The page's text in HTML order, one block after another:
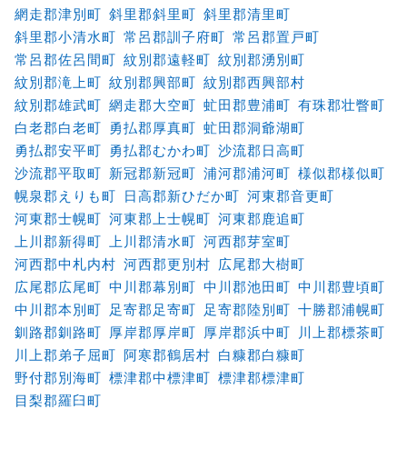
網走郡津別町 斜里郡斜里町 斜里郡清里町
斜里郡小清水町 常呂郡訓子府町 常呂郡置戸町
常呂郡佐呂間町 紋別郡遠軽町 紋別郡湧別町
紋別郡滝上町 紋別郡興部町 紋別郡西興部村
紋別郡雄武町 網走郡大空町 虻田郡豊浦町 有珠郡壮瞥町
白老郡白老町
勇払郡厚真町 虻田郡洞爺湖町
勇払郡安平町
勇払郡むかわ町 沙流郡日高町
沙流郡平取町 新冠郡新冠町 浦河郡浦河町 様似郡様似町
幌泉郡えりも町
日高郡新ひだか町 河東郡音更町
河東郡士幌町 河東郡上士幌町 河東郡鹿追町
上川郡新得町
上川郡清水町 河西郡芽室町
河西郡中札内村 河西郡更別村 広尾郡大樹町
広尾郡広尾町 中川郡幕別町 中川郡池田町 中川郡豊頃町
中川郡本別町
足寄郡足寄町 足寄郡陸別町 十勝郡浦幌町
釧路郡釧路町
厚岸郡厚岸町 厚岸郡浜中町
川上郡標茶町
川上郡弟子屈町 阿寒郡鶴居村 白糠郡白糠町
野付郡別海町 標津郡中標津町 標津郡標津町
目梨郡羅臼町